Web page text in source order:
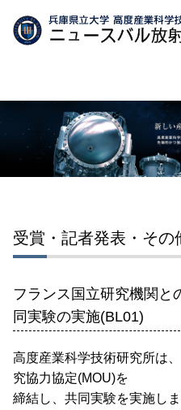
受賞・記者発表・その
フランス国立研究機関と
同実験の実施(BL01)
高度産業科学技術研究所は
究協力協定(MOU)を
締結し、共同実験を実施し